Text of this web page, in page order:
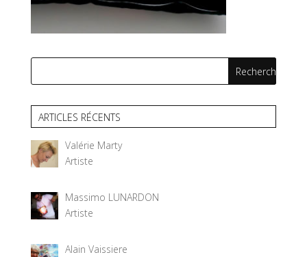
ARTICLES RÉCENTS
Valérie Marty
Artiste
Massimo LUNARDON
Artiste
Alain Vaissiere